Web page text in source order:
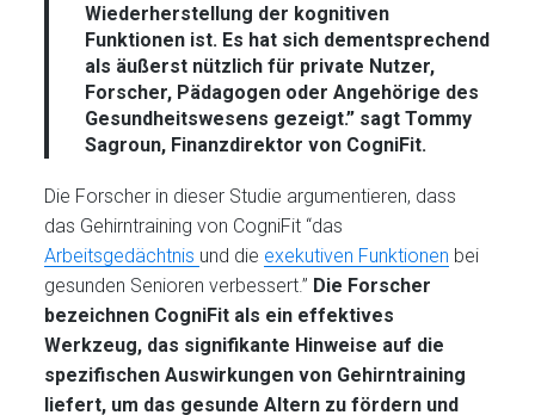
Wiederherstellung der kognitiven
Funktionen ist. Es hat sich dementsprechend
als äußerst nützlich für private Nutzer,
Forscher, Pädagogen oder Angehörige des
Gesundheitswesens gezeigt.” sagtTommy
Sagroun, Finanzdirektor von CogniFit.
Die Forscher in dieser Studie argumentieren, dass
das Gehirntraining von CogniFit “das
Arbeitsgedächtnis und die exekutiven Funktionen bei
gesunden Senioren verbessert.” Die Forscher
bezeichnen CogniFit als ein effektives
Werkzeug, das signifikante Hinweise auf die
spezifischen Auswirkungen von Gehirntraining
liefert, um das gesunde Altern zu fördern und